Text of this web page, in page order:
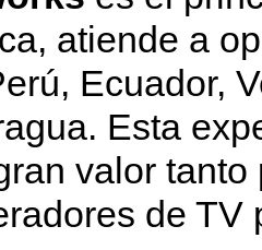
atiende a
Ecuador,
Esta
valor
de TV